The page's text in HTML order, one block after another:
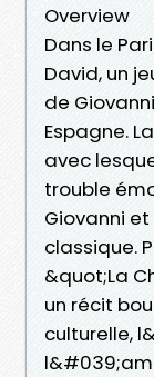
Overview
Dans le
David, un
de
Espagne.
avec
trouble
Giovanni
classique.
&quot;La
un récit
culturelle,